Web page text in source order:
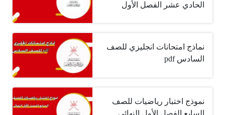
الحادي عشر الفصل الأول
نماذج امتحانات انجليزي للصف
السادس pdf
نموذج اختبار رياضيات للصف
السابع الفصل الأول النهائي